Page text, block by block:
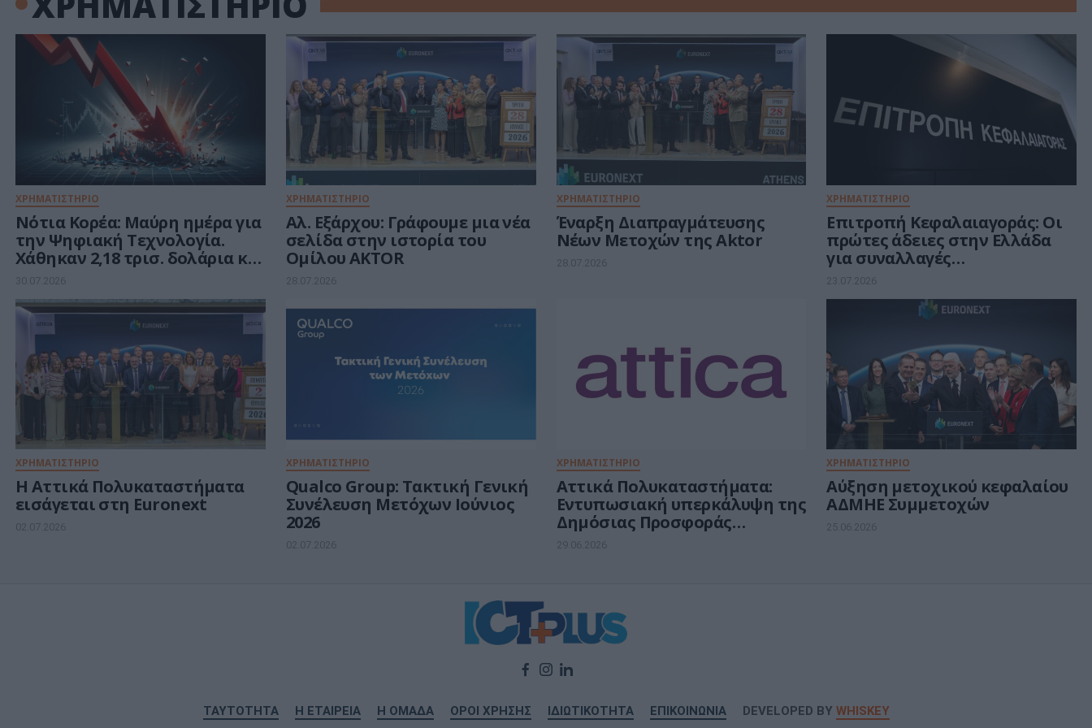
ΧΡΗΜΑΤΙΣΤΗΡΙΟ
Νότια Κορέα: Μαύρη ημέρα για
την Ψηφιακή Τεχνολογία.
Χάθηκαν 2,18 τρισ. δολάρια και
1,3 τρισ. από τις εταιρείες
ημιαγωγών
30.07.2026
ΧΡΗΜΑΤΙΣΤΗΡΙΟ
Αλ. Εξάρχου: Γράφουμε μια νέα
σελίδα στην ιστορία του
Ομίλου AKTOR
28.07.2026
ΧΡΗΜΑΤΙΣΤΗΡΙΟ
Έναρξη Διαπραγμάτευσης
Νέων Μετοχών της Aktor
28.07.2026
ΧΡΗΜΑΤΙΣΤΗΡΙΟ
Επιτροπή Κεφαλαιαγοράς: Οι
πρώτες άδειες στην Ελλάδα
για συναλλαγές
κρυπτονομισμάτων
23.07.2026
ΧΡΗΜΑΤΙΣΤΗΡΙΟ
Η Αττικά Πολυκαταστήματα
εισάγεται στη Euronext
02.07.2026
ΧΡΗΜΑΤΙΣΤΗΡΙΟ
Qualco Group: Τακτική Γενική
Συνέλευση Μετόχων Ιούνιος
2026
02.07.2026
ΧΡΗΜΑΤΙΣΤΗΡΙΟ
Αττικά Πολυκαταστήματα:
Εντυπωσιακή υπερκάλυψη της
Δημόσιας Προσφοράς
συγκεντρώνοντας €212 εκατ.
29.06.2026
ΧΡΗΜΑΤΙΣΤΗΡΙΟ
Αύξηση μετοχικού κεφαλαίου
ΑΔΜΗΕ Συμμετοχών
25.06.2026
ΤΑΥΤΟΤΗΤΑ Η ΕΤΑΙΡΕΙΑ Η ΟΜΑΔΑ ΟΡΟΙ ΧΡΗΣΗΣ ΙΔΙΩΤΙΚΟΤΗΤΑ ΕΠΙΚΟΙΝΩΝΙΑ DEVELOPED BY WHISKEY